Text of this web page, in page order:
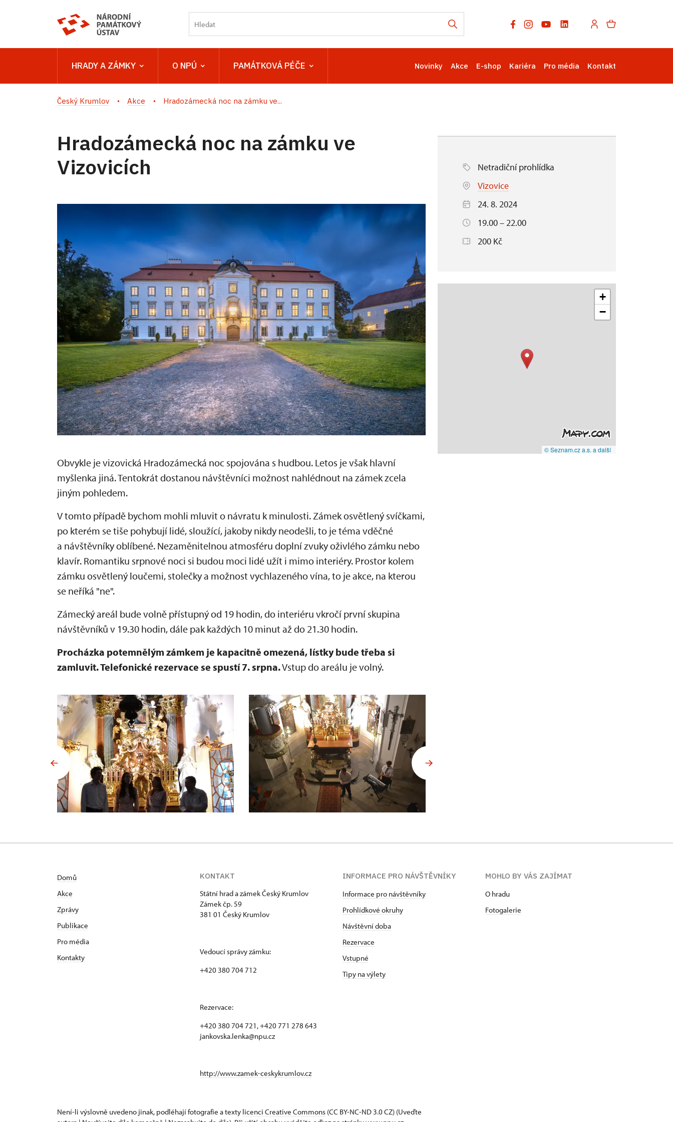
HRADY A ZÁMKY O NPÚ PAMÁTKOVÁ PÉČE Novinky Akce E-shop Kariéra Pro média Kontakt
Český Krumlov Akce Hradozámecká noc na zámku ve...
Hradozámecká noc na zámku ve
Vizovicích
Obvykle je vizovická Hradozámecká noc spojována s hudbou. Letos je však hlavní
myšlenka jiná. Tentokrát dostanou návštěvníci možnost nahlédnout na zámek zcela
jiným pohledem.
V tomto případě bychom mohli mluvit o návratu k minulosti. Zámek osvětlený svíčkami,
po kterém se tiše pohybují lidé, sloužící, jakoby nikdy neodešli, to je téma vděčné
a návštěvníky oblíbené. Nezaměnitelnou atmosféru doplní zvuky oživlého zámku nebo
klavír. Romantiku srpnové noci si budou moci lidé užít i mimo interiéry. Prostor kolem
zámku osvětlený loučemi, stolečky a možnost vychlazeného vína, to je akce, na kterou
se neříká "ne".
Zámecký areál bude volně přístupný od 19 hodin, do interiéru vkročí první skupina
návštěvníků v 19.30 hodin, dále pak každých 10 minut až do 21.30 hodin.
Procházka potemnělým zámkem je kapacitně omezená, lístky bude třeba si
zamluvit. Telefonické rezervace se spustí 7. srpna.Vstup do areálu je volný.
Netradiční prohlídka
Vizovice
24. 8. 2024
19.00 – 22.00
200 Kč
+
−
© Seznam.cz a.s. a další
Domů
Akce
Zprávy
Publikace
Pro média
Kontakty
KONTAKT
Státní hrad a zámek Český Krumlov
Zámek čp. 59
381 01 Český Krumlov
Vedoucí správy zámku:
+420 380 704 712
Rezervace:
+420 380 704 721, +420 771 278 643
jankovska.lenka@npu.cz
http://www.zamek-ceskykrumlov.cz
INFORMACE PRO NÁVŠTĚVNÍKY
Informace pro návštěvníky
Prohlídkové okruhy
Návštěvní doba
Rezervace
Vstupné
Tipy na výlety
MOHLO BY VÁS ZAJÍMAT
O hradu
Fotogalerie
Není-li výslovně uvedeno jinak, podléhají fotografie a texty licenci Creative Commons (CC BY-NC-ND 3.0 CZ) (Uveďte